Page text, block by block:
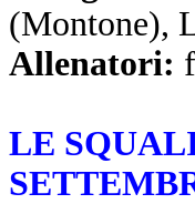
(Montone),
Allenatori:
LE